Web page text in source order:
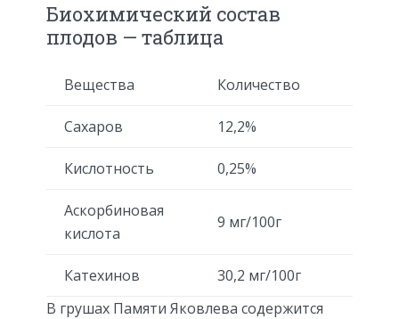
Биохимический состав
плодов — таблица
Вещества Количество
Сахаров 12,2%
Кислотность 0,25%
Аскорбиновая
кислота
9 мг/100г
Катехинов
30,2 мг/100г
В грушах Памяти Яковлева содержится